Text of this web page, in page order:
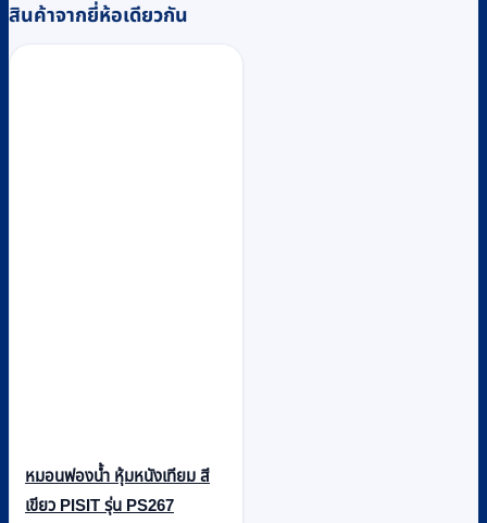
สินค้าจากยี่ห้อเดียวกัน
หมอนฟองน้ำ หุ้มหนังเทียม สี
เขียว PISIT รุ่น PS267